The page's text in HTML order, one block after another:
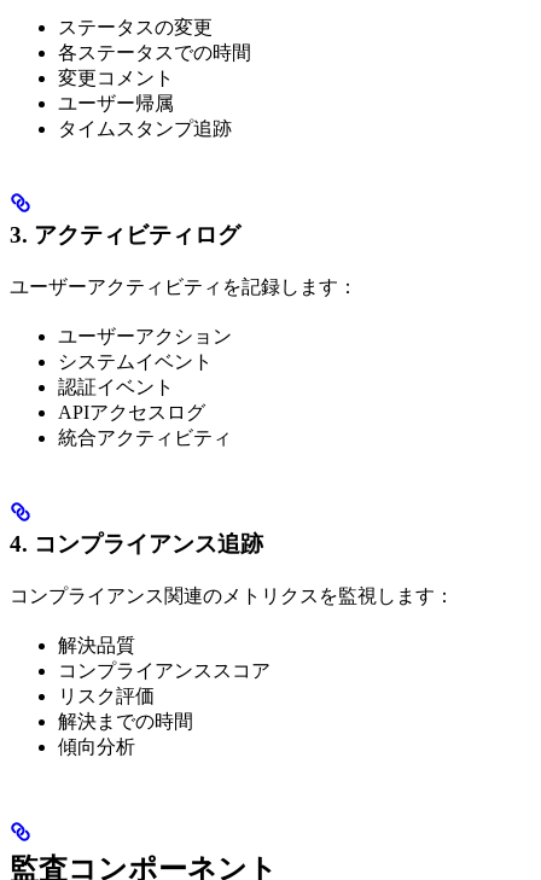
ステータスの変更
各ステータスでの時間
変更コメント
ユーザー帰属
タイムスタンプ追跡
3. アクティビティログ
ユーザーアクティビティを記録します：
ユーザーアクション
システムイベント
認証イベント
APIアクセスログ
統合アクティビティ
4. コンプライアンス追跡
コンプライアンス関連のメトリクスを監視します：
解決品質
コンプライアンススコア
リスク評価
解決までの時間
傾向分析
監査コンポーネント